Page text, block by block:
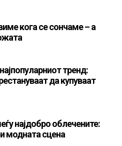
кога се сончаме – а
тренд:
да купуваат
најдобро облечените:
модната сцена